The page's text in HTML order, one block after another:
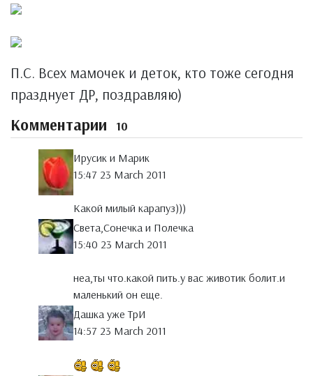
П.С. Всех мамочек и деток, кто тоже сегодня
празднует ДР, поздравляю)
Комментарии 10
Ирусик и Марик
15:47 23 March 2011
Какой милый карапуз)))
Света,Сонечка и Полечка
15:40 23 March 2011
неа,ты что.какой пить.у вас животик болит.и
маленький он еще.
Дашка уже ТрИ
14:57 23 March 2011